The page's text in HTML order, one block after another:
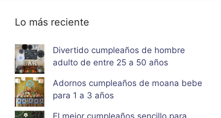
Lo más reciente
Divertido cumpleaños de hombre
adulto de entre 25 a 50 años
Adornos cumpleaños de moana bebe
para 1 a 3 años
El mejor cumpleaños sencillo para